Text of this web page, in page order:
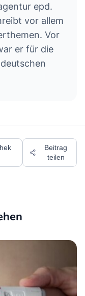
epd.
vor allem
Vor
er für die
Beitrag
teilen